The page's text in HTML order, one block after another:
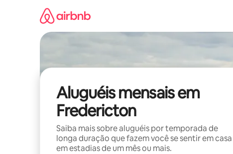
Aluguéis mensais em
Fredericton
Saiba mais sobre aluguéis por temporada de
longa duração que fazem você se sentir em casa
em estadias de um mês ou mais.